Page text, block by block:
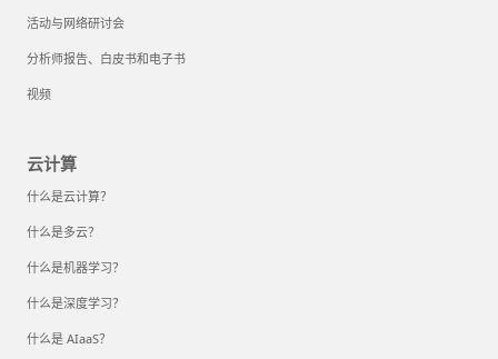
活动与网络研讨会
分析师报告、白皮书和电子书
视频
云计算
什么是云计算？
什么是多云？
什么是机器学习？
什么是深度学习？
什么是 AIaaS？